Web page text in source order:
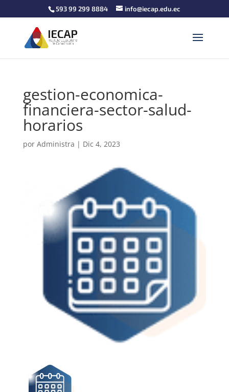
593 99 299 8884 info@iecap.edu.ec
gestion-economica-
financiera-sector-salud-
horarios
por Administra | Dic 4, 2023